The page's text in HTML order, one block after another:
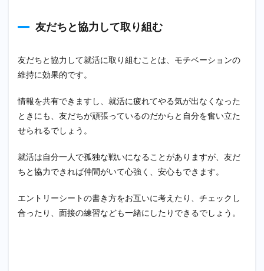
友だちと協力して取り組む
友だちと協力して就活に取り組むことは、モチベーションの
維持に効果的です。
情報を共有できますし、就活に疲れてやる気が出なくなった
ときにも、友だちが頑張っているのだからと自分を奮い立た
せられるでしょう。
就活は自分一人で孤独な戦いになることがありますが、友だ
ちと協力できれば仲間がいて心強く、安心もできます。
エントリーシートの書き方をお互いに考えたり、チェックし
合ったり、面接の練習なども一緒にしたりできるでしょう。